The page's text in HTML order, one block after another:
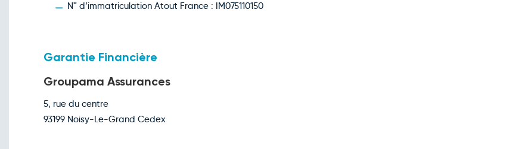
N° d’immatriculation Atout France : IM075110150
Garantie Financière
Groupama Assurances
5, rue du centre
93199 Noisy-Le-Grand Cedex